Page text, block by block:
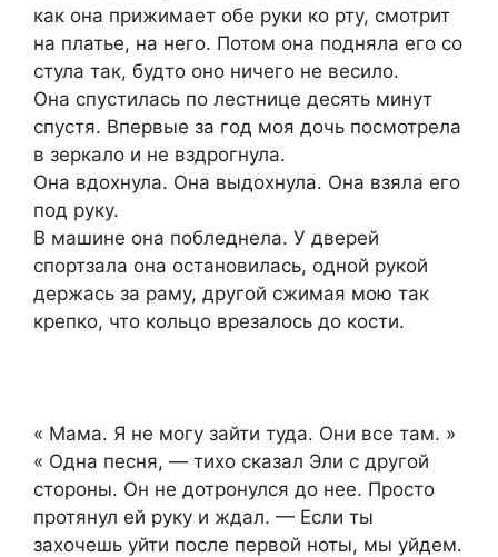
как она прижимает обе руки ко рту, смотрит
на платье, на него. Потом она подняла его со
стула так, будто оно ничего не весило.
Она спустилась по лестнице десять минут
спустя. Впервые за год моя дочь посмотрела
в зеркало и не вздрогнула.
Она вдохнула. Она выдохнула. Она взяла его
под руку.
В машине она побледнела. У дверей
спортзала она остановилась, одной рукой
держась за раму, другой сжимая мою так
крепко, что кольцо врезалось до кости.
« Мама. Я не могу зайти туда. Они все там. »
« Одна песня, — тихо сказал Эли с другой
стороны. Он не дотронулся до нее. Просто
протянул ей руку и ждал. — Если ты
захочешь уйти после первой ноты, мы уйдем.